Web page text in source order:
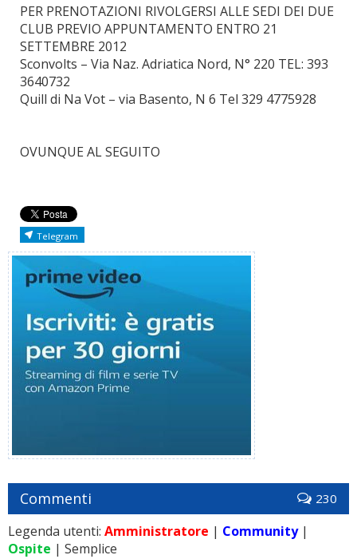
PER PRENOTAZIONI RIVOLGERSI ALLE SEDI DEI DUE
CLUB PREVIO APPUNTAMENTO ENTRO 21
SETTEMBRE 2012
Sconvolts – Via Naz. Adriatica Nord, N° 220 TEL: 393
3640732
Quill di Na Vot – via Basento, N 6 Tel 329 4775928
OVUNQUE AL SEGUITO
Telegram
Commenti 230
Legenda utenti: Amministratore | Community|
Ospite | Semplice